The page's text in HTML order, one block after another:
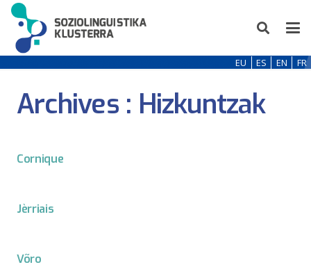
EU ES EN FR
Archives : Hizkuntzak
Cornique
Jèrriais
Võro